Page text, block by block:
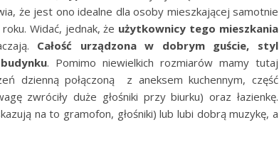
że jest ono idealne dla osoby mieszkającej samotnie
Widać, jednak, że użytkownicy tego mieszkania
Całość urządzona w dobrym guście, styl
. Pomimo niewielkich rozmiarów mamy tutaj
dzienną połączoną z aneksem kuchennym, część
zwróciły duże głośniki przy biurku) oraz łazienkę.
na to gramofon, głośniki) lub lubi dobrą muzykę, a